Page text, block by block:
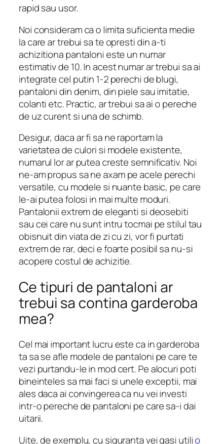
rapid sau usor.
Noi consideram ca o limita suficienta medie
la care ar trebui sa te opresti din a-ti
achizitiona pantaloni este un numar
estimativ de 10. In acest numar ar trebui sa ai
integrate cel putin 1-2 perechi de blugi,
pantaloni din denim, din piele sau imitatie,
colanti etc. Practic, ar trebui sa ai o pereche
de uz curent si una de schimb.
Desigur, daca ar fi sa ne raportam la
varietatea de culori si modele existente,
numarul lor ar putea creste semnificativ. Noi
ne-am propus sa ne axam pe acele perechi
versatile, cu modele si nuante basic, pe care
le-ai putea folosi in mai multe moduri.
Pantalonii extrem de eleganti si deosebiti
sau cei care nu sunt intru tocmai pe stilul tau
obisnuit din viata de zi cu zi, vor fi purtati
extrem de rar, deci e foarte posibil sa nu-si
acopere costul de achizitie.
Ce tipuri de pantaloni ar
trebui sa contina garderoba
mea?
Cel mai important lucru este ca in garderoba
ta sa se afle modele de pantaloni pe care te
vezi purtandu-le in mod cert. Pe alocuri poti
bineinteles sa mai faci si unele exceptii, mai
ales daca ai convingerea ca nu vei investi
intr-o pereche de pantaloni pe care sa-i dai
uitarii.
Uite, de exemplu, cu siguranta vei gasi utilio